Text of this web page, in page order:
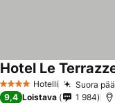
4 Tähtiluokitus
Hotelli Suora
Hotel Le
9,4 Loistava 1 984